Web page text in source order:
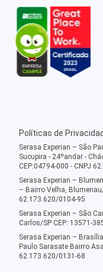
Políticas de
Serasa Experian – São
Sucupira - 24ºandar -
CEP:04794-000 - CNPJ
Serasa Experian –
– Bairro Velha,
62.173.620/0104-95
Serasa Experian – São
Carlos/SP CEP: 13571-
Serasa Experian –
Paulo Sarasate Bairro
62.173.620/0131-68